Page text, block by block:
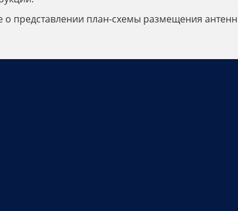
представлении план-схемы размещения